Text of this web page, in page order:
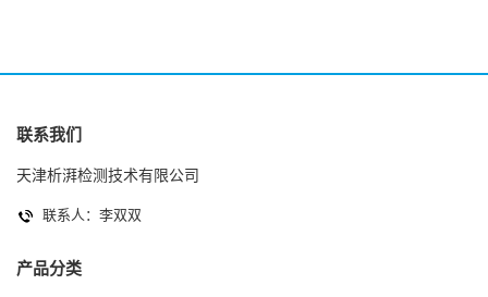
联系我们
天津析湃检测技术有限公司
联系人：李双双
产品分类